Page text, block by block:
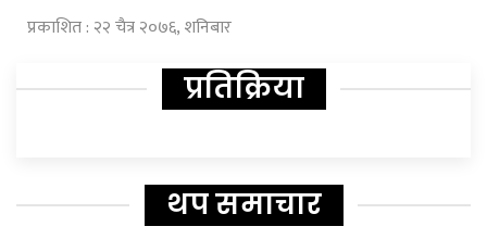
प्रकाशित : २२ चैत्र २०७६, शनिबार
प्रतिक्रिया
थप समाचार